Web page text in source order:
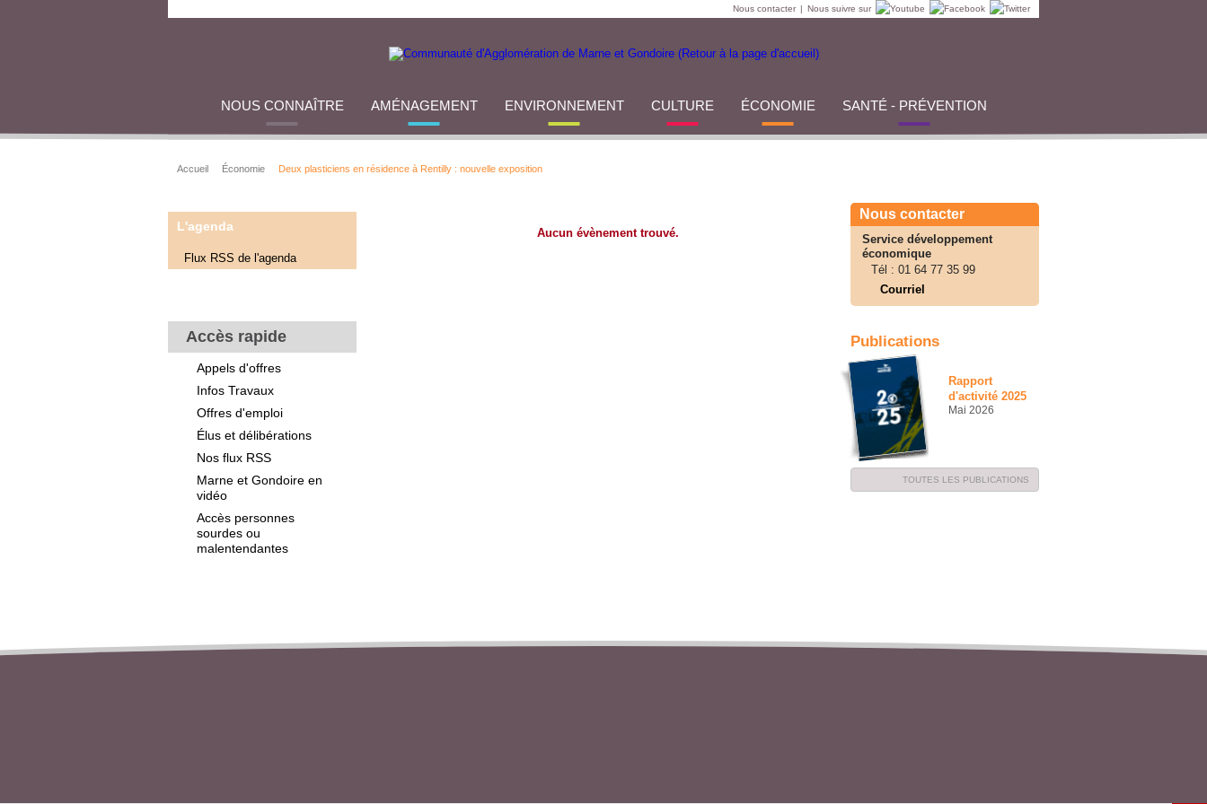
Nous contacter | Nous suivre sur
NOUS CONNAÎTRE AMÉNAGEMENT ENVIRONNEMENT CULTURE ÉCONOMIE SANTÉ - PRÉVENTION
Accueil Économie Deux plasticiens en résidence à Rentilly : nouvelle exposition
L'agenda
Flux RSS de l'agenda
Accès rapide
Appels d'offres
Infos Travaux
Offres d'emploi
Élus et délibérations
Nos flux RSS
Marne et Gondoire en
vidéo
Accès personnes
sourdes ou
malentendantes
Aucun évènement trouvé.
Nous contacter
Service développement
économique
Tél : 01 64 77 35 99
Courriel
Publications
Rapport
d'activité 2025
Mai 2026
TOUTES LES PUBLICATIONS